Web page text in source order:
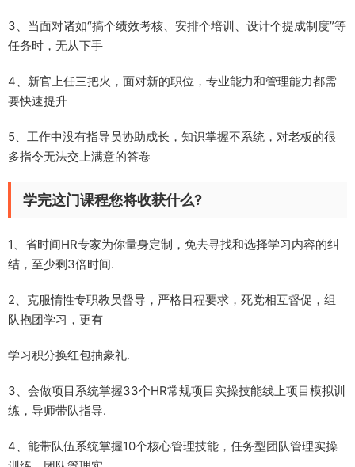
3、当面对诸如“搞个绩效考核、安排个培训、设计个提成制度”等
任务时，无从下手
4、新官上任三把火，面对新的职位，专业能力和管理能力都需
要快速提升
5、工作中没有指导员协助成长，知识掌握不系统，对老板的很
多指令无法交上满意的答卷
学完这门课程您将收获什么?
1、省时间HR专家为你量身定制，免去寻找和选择学习内容的纠
结，至少剩3倍时间.
2、克服惰性专职教员督导，严格日程要求，死党相互督促，组
队抱团学习，更有
学习积分换红包抽豪礼.
3、会做项目系统掌握33个HR常规项目实操技能线上项目模拟训
练，导师带队指导.
4、能带队伍系统掌握10个核心管理技能，任务型团队管理实操